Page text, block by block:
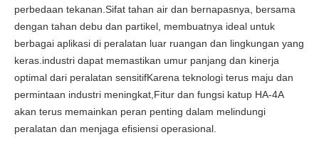
perbedaan tekanan.Sifat tahan air dan bernapasnya, bersama
dengan tahan debu dan partikel, membuatnya ideal untuk
berbagai aplikasi di peralatan luar ruangan dan lingkungan yang
keras.industri dapat memastikan umur panjang dan kinerja
optimal dari peralatan sensitifKarena teknologi terus maju dan
permintaan industri meningkat,Fitur dan fungsi katup HA-4A
akan terus memainkan peran penting dalam melindungi
peralatan dan menjaga efisiensi operasional.